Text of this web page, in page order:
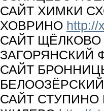
САЙТ ХИМКИ
ХОВРИНО http://
САЙТ
ЗАГОРЯНСКИЙ
САЙТ
САЙТ